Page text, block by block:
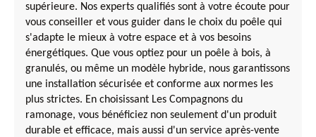
supérieure. Nos experts qualifiés sont à votre écoute pour
vous conseiller et vous guider dans le choix du poêle qui
s'adapte le mieux à votre espace et à vos besoins
énergétiques. Que vous optiez pour un poêle à bois, à
granulés, ou même un modèle hybride, nous garantissons
une installation sécurisée et conforme aux normes les
plus strictes. En choisissant Les Compagnons du
ramonage, vous bénéficiez non seulement d'un produit
durable et efficace, mais aussi d'un service après-vente